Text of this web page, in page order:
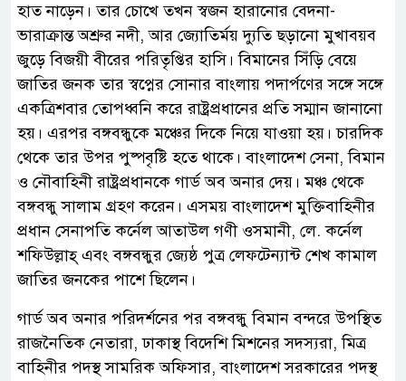
হাত নাড়েন। তার চোখে তখন স্বজন হারানোর বেদনা-
ভারাক্রান্ত অশ্রুর নদী, আর জ্যোতির্ময় দ্যুতি ছড়ানো মুখাবয়ব
জুড়ে বিজয়ী বীরের পরিতৃপ্তির হাসি। বিমানের সিঁড়ি বেয়ে
জাতির জনক তার স্বপ্নের সোনার বাংলায় পদার্পণের সঙ্গে সঙ্গে
একত্রিশবার তোপধ্বনি করে রাষ্ট্রপ্রধানের প্রতি সম্মান জানানো
হয়। এরপর বঙ্গবন্ধুকে মঞ্চের দিকে নিয়ে যাওয়া হয়। চারদিক
থেকে তার উপর পুষ্পবৃষ্টি হতে থাকে। বাংলাদেশ সেনা, বিমান
ও নৌবাহিনী রাষ্ট্রপ্রধানকে গার্ড অব অনার দেয়। মঞ্চ থেকে
বঙ্গবন্ধু সালাম গ্রহণ করেন। এসময় বাংলাদেশ মুক্তিবাহিনীর
প্রধান সেনাপতি কর্নেল আতাউল গণী ওসমানী, লে. কর্নেল
শফিউল্লাহ্ এবং বঙ্গবন্ধুর জ্যেষ্ঠ পুত্র লেফটেন্যান্ট শেখ কামাল
জাতির জনকের পাশে ছিলেন।
গার্ড অব অনার পরিদর্শনের পর বঙ্গবন্ধু বিমান বন্দরে উপস্থিত
রাজনৈতিক নেতারা, ঢাকাস্থ বিদেশি মিশনের সদস্যরা, মিত্র
বাহিনীর পদস্থ সামরিক অফিসার, বাংলাদেশ সরকারের পদস্থ